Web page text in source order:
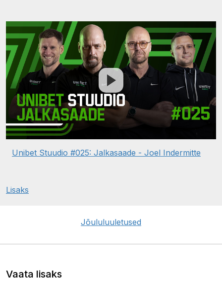
Unibet Stuudio #025: Jalkasaade - Joel Indermitte
Lisaks
Jõululuuletused
Vaata lisaks